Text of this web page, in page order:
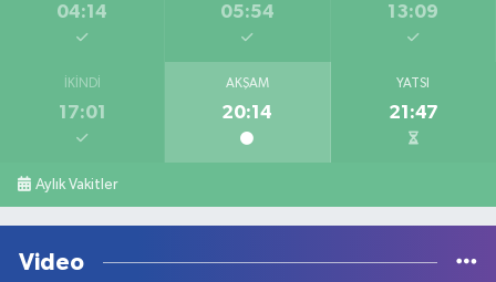
04:14 05:54 13:09
İKINDI
17:01
AKŞAM
20:14
YATSI
21:47
Aylık Vakitler
Video